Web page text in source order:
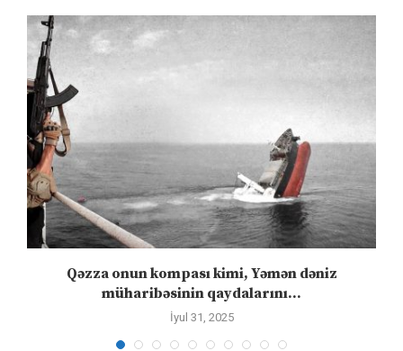
Qəzza onun kompası kimi, Yəmən dəniz
müharibəsinin qaydalarını...
İyul 31, 2025